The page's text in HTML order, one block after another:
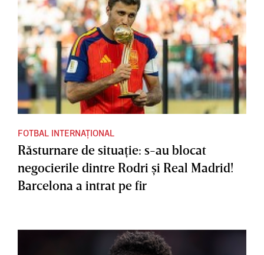
FOTBAL INTERNAȚIONAL
Răsturnare de situaţie: s-au blocat
negocierile dintre Rodri şi Real Madrid!
Barcelona a intrat pe fir